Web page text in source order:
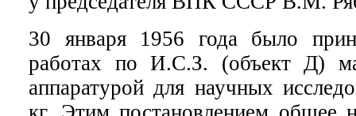
30 января 1956 года было
работах по И.С.З. (объект Д)
аппаратурой для научных